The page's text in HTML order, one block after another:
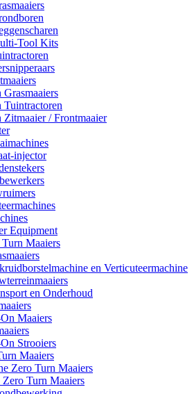
Tool Kits
Grasmaaiers
Tuintractoren
Zitmaaier / Frontmaaier
injector
Equipment
Maaiers
en Verticuteermachine
en Onderhoud
Maaiers
Strooiers
Maaiers
Zero Turn Maaiers
Zero Turn Maaiers